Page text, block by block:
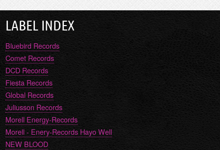
LABEL INDEX
Bluebird Records
Comet Records
DCD Records
Fiesta Records
Global Records
Juliusson Records
Morell Energy-Records
Morell - Enery-Records Hayo Well
NEW BLOOD